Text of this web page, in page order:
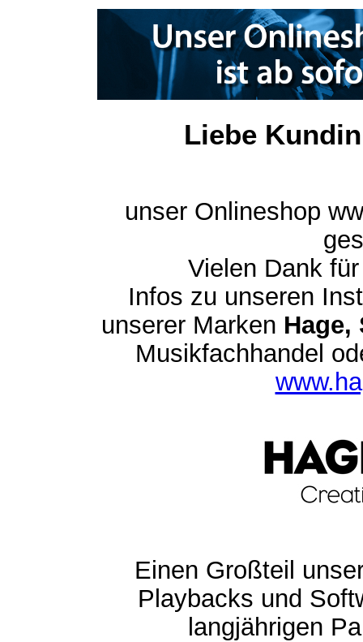
Liebe
unser Onlineshop
Vielen Dank
Infos zu unseren
unserer Marken Hage,
Musikfachhandel
Einen Großteil
Playbacks und
langjährigen